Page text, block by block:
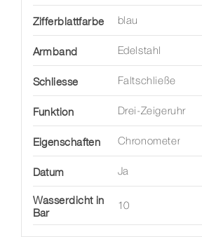
Zifferblattfarbe blau
Armband Edelstahl
Schliesse Faltschließe
Funktion Drei-Zeigeruhr
Eigenschaften Chronometer
Datum Ja
Wasserdicht in
Bar
10